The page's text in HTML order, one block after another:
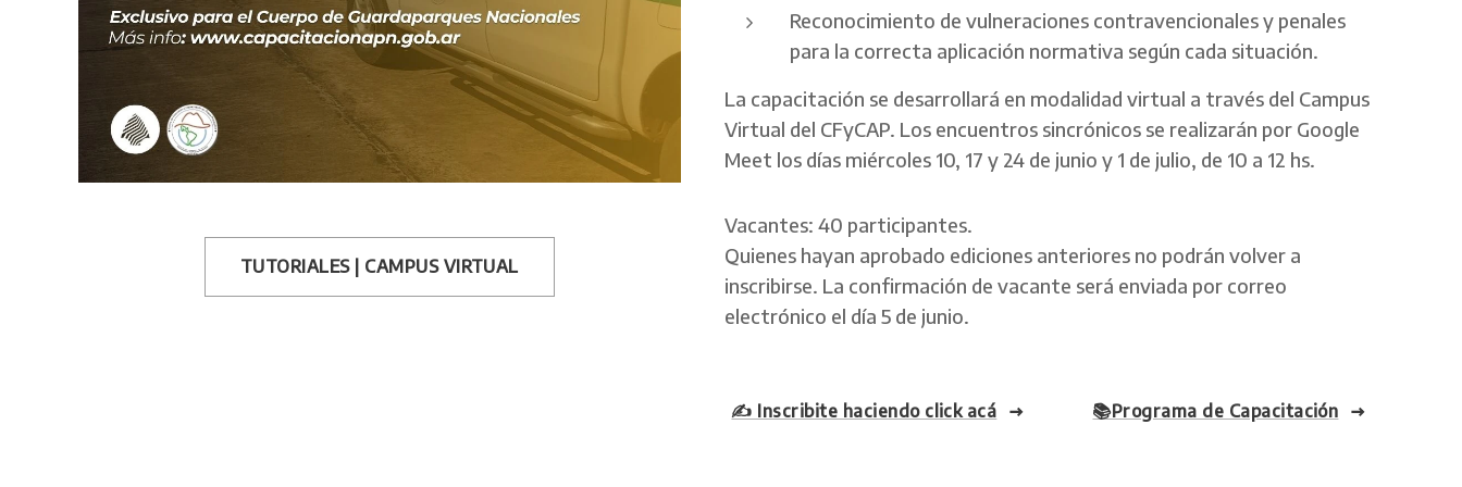
TUTORIALES | CAMPUS VIRTUAL
Reconocimiento de vulneraciones contravencionales y penales
para la correcta aplicación normativa según cada situación.
La capacitación se desarrollará en modalidad virtual a través del Campus
Virtual del CFyCAP. Los encuentros sincrónicos se realizarán por Google
Meet los días miércoles 10, 17 y 24 de junio y 1 de julio, de 10 a 12 hs.
Vacantes: 40 participantes.
Quienes hayan aprobado ediciones anteriores no podrán volver a
inscribirse. La confirmación de vacante será enviada por correo
electrónico el día 5 de junio.
✍️ Inscribite haciendo click acá 📚Programa de Capacitación